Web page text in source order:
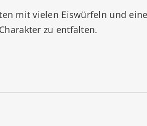
mit vielen Eiswürfeln und
zu entfalten.